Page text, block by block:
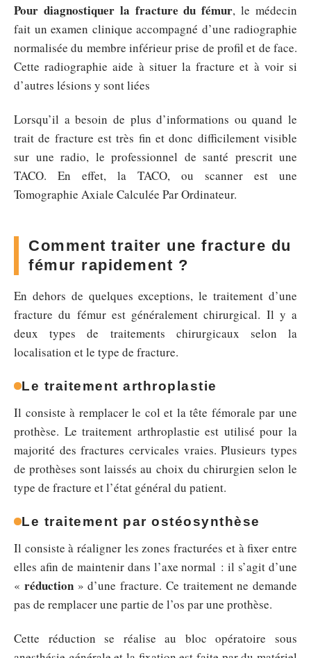
Pour diagnostiquer la fracture du fémur, le médecin
fait un examen clinique accompagné d’une radiographie
normalisée du membre inférieur prise de profil et de face.
Cette radiographie aide à situer la fracture et à voir si
d’autres lésions y sont liées
Lorsqu’il a besoin de plus d’informations ou quand le
trait de fracture est très fin et donc difficilement visible
sur une radio, le professionnel de santé prescrit une
TACO. En effet, la TACO, ou scanner est une
Tomographie Axiale Calculée Par Ordinateur.
Comment traiter une fracture du
fémur rapidement ?
En dehors de quelques exceptions, le traitement d’une
fracture du fémur est généralement chirurgical. Il y a
deux types de traitements chirurgicaux selon la
localisation et le type de fracture.
Le traitement arthroplastie
Il consiste à remplacer le col et la tête fémorale par une
prothèse. Le traitement arthroplastie est utilisé pour la
majorité des fractures cervicales vraies. Plusieurs types
de prothèses sont laissés au choix du chirurgien selon le
type de fracture et l’état général du patient.
Le traitement par ostéosynthèse
Il consiste à réaligner les zones fracturées et à fixer entre
elles afin de maintenir dans l’axe normal : il s’agit d’une
« réduction» d’une fracture. Ce traitement ne demande
pas de remplacer une partie de l’os par une prothèse.
Cette réduction se réalise au bloc opératoire sous